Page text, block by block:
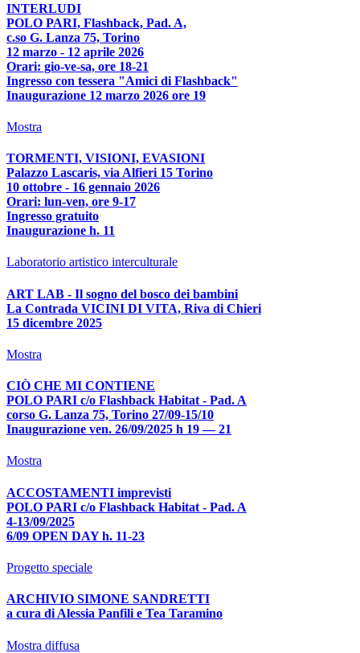
INTERLUDI
POLO PARI, Flashback, Pad. A,
c.so G. Lanza 75, Torino
12 marzo - 12 aprile 2026
Orari: gio-ve-sa, ore 18-21
Ingresso con tessera "Amici di Flashback"
Inaugurazione 12 marzo 2026 ore 19
Mostra
TORMENTI, VISIONI, EVASIONI
Palazzo Lascaris, via Alfieri 15 Torino
10 ottobre - 16 gennaio 2026
Orari: lun-ven, ore 9-17
Ingresso gratuito
Inaugurazione h. 11
Laboratorio artistico interculturale
ART LAB - Il sogno del bosco dei bambini
La Contrada VICINI DI VITA, Riva di Chieri
15 dicembre 2025
Mostra
CIÒ CHE MI CONTIENE
POLO PARI c/o Flashback Habitat - Pad. A
corso G. Lanza 75, Torino 27/09-15/10
Inaugurazione ven. 26/09/2025 h 19 — 21
Mostra
ACCOSTAMENTI imprevisti
POLO PARI c/o Flashback Habitat - Pad. A
4-13/09/2025
6/09 OPEN DAY h. 11-23
Progetto speciale
ARCHIVIO SIMONE SANDRETTI
a cura di Alessia Panfili e Tea Taramino
Mostra diffusa